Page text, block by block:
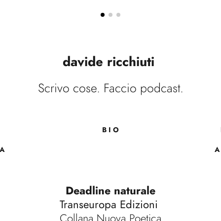
davide ricchiuti
Scrivo cose. Faccio podcast.
B I O
A
Deadline naturale
Transeuropa Edizioni